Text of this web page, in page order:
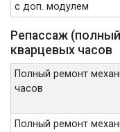
с доп. модулем
Репассаж
кварцевых часов
Полный ремонт
часов
Полный ремонт